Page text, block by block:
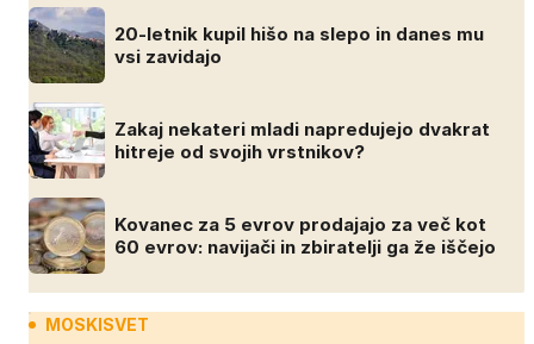
20-letnik kupil hišo na slepo in danes mu
vsi zavidajo
Zakaj nekateri mladi napredujejo dvakrat
hitreje od svojih vrstnikov?
Kovanec za 5 evrov prodajajo za več kot
60 evrov: navijači in zbiratelji ga že iščejo
MOSKISVET